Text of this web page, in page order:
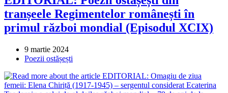
tranșeele Regimentelor românești în
primul război mondial (Episodul XCIX)
Post
published:
9 martie 2024
Post
Poezii ostășești